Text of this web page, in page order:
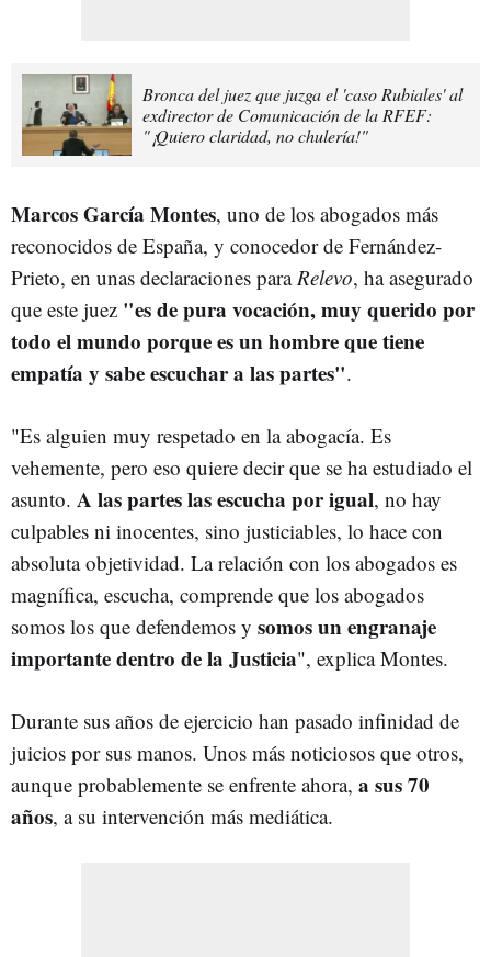
Bronca del juez que juzga el 'caso Rubiales' al
exdirector de Comunicación de la RFEF:
"¡Quiero claridad, no chulería!"
Marcos García Montes, uno de los abogados más
reconocidos de España, y conocedor de Fernández-
Prieto, en unas declaraciones paraRelevo, ha asegurado
que este juez "es de pura vocación, muy querido por
todo el mundo porque es un hombre que tiene
empatía y sabe escuchar a las partes".
"Es alguien muy respetado en la abogacía. Es
vehemente, pero eso quiere decir que se ha estudiado el
asunto. A las partes las escucha por igual, no hay
culpables ni inocentes, sino justiciables, lo hace con
absoluta objetividad. La relación con los abogados es
magnífica, escucha, comprende que los abogados
somos los que defendemos y somos un engranaje
importante dentro de la Justicia", explica Montes.
Durante sus años de ejercicio han pasado infinidad de
juicios por sus manos. Unos más noticiosos que otros,
aunque probablemente se enfrente ahora, a sus 70
años, a su intervención más mediática.